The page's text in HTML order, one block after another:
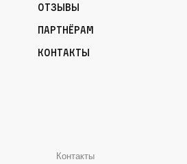
Отзывы
Партнёрам
Контакты
Контакты